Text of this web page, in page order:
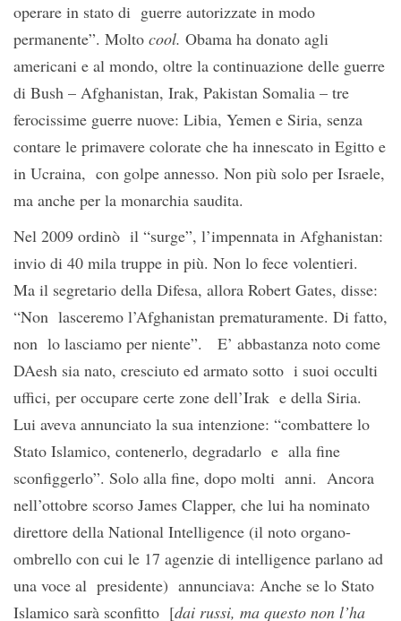
operare in stato di guerre autorizzate in modo
permanente”. Molto cool. Obama ha donato agli
americani e al mondo, oltre la continuazione delle guerre
di Bush – Afghanistan, Irak, Pakistan Somalia – tre
ferocissime guerre nuove: Libia, Yemen e Siria, senza
contare le primavere colorate che ha innescato in Egitto e
in Ucraina, con golpe annesso. Non più solo per Israele,
ma anche per la monarchia saudita.
Nel 2009 ordinò il “surge”, l’impennata in Afghanistan:
invio di 40 mila truppe in più. Non lo fece volentieri.
Ma il segretario della Difesa, allora Robert Gates, disse:
“Non lasceremo l’Afghanistan prematuramente. Di fatto,
non lo lasciamo per niente”. E’ abbastanza noto come
DAesh sia nato, cresciuto ed armato sotto i suoi occulti
uffici, per occupare certe zone dell’Irak e della Siria.
Lui aveva annunciato la sua intenzione: “combattere lo
Stato Islamico, contenerlo, degradarlo e alla fine
sconfiggerlo”. Solo alla fine, dopo molti anni. Ancora
nell’ottobre scorso James Clapper, che lui ha nominato
direttore della National Intelligence (il noto organo-
ombrello con cui le 17 agenzie di intelligence parlano ad
una voce al presidente) annunciava: Anche se lo Stato
Islamico sarà sconfitto [dai russi, ma questo non l’ha